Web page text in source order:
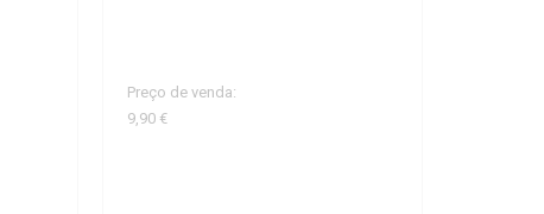
Preço de venda:
9,90 €